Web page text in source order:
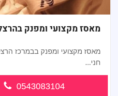
מאסז מקצועי ומפנק
מאסז מקצועי ומפנק בבמרכז
חני...
0543083104